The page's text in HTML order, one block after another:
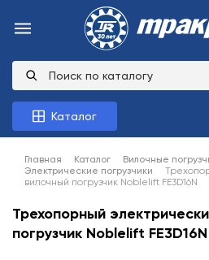
Каталог
Главная Каталог
Вилочные
Электрические погрузчики
вилочный погрузчик Noblelift FE3D16N
Трехопорный
погрузчик Noblelift FE3D16N